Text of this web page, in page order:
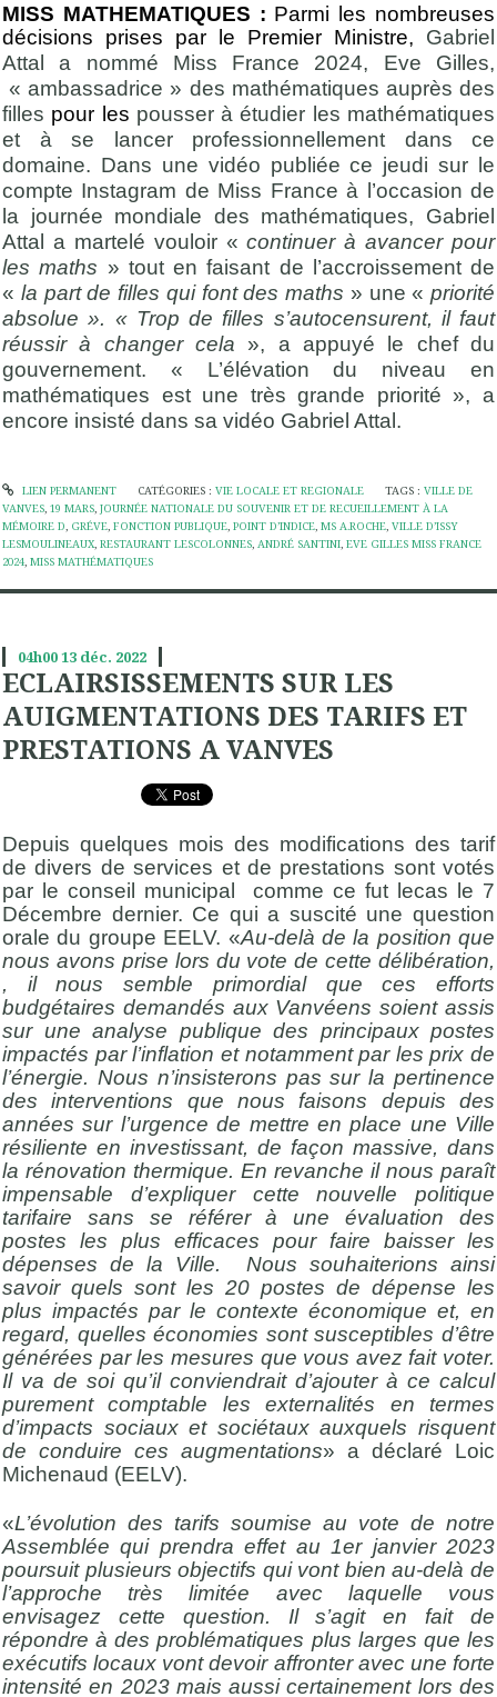
MISS MATHEMATIQUES : Parmi les nombreuses
décisions prises par le Premier Ministre, Gabriel
Attal a nommé Miss France 2024, Eve Gilles,
« ambassadrice » des mathématiques auprès des
filles pour les pousser à étudier les mathématiques
et à se lancer professionnellement dans ce
domaine. Dans une vidéo publiée ce jeudi sur le
compte Instagram de Miss France à l’occasion de
la journée mondiale des mathématiques, Gabriel
Attal a martelé vouloir « continuer à avancer pour
les maths » tout en faisant de l’accroissement de
« la part de filles qui font des maths » une « priorité
absolue ». « Trop de filles s’autocensurent, il faut
réussir à changer cela », a appuyé le chef du
gouvernement. « L’élévation du niveau en
mathématiques est une très grande priorité », a
encore insisté dans sa vidéo Gabriel Attal.
LIEN PERMANENT CATÉGORIES : VIE LOCALE ET REGIONALE TAGS :VILLE DE
VANVES, 19 MARS, JOURNÉE NATIONALE DU SOUVENIR ET DE RECUEILLEMENT À LA
MÉMOIRE D, GRÉVE, FONCTION PUBLIQUE, POINT D’INDICE, MS A.ROCHE, VILLE D’ISSY
LESMOULINEAUX, RESTAURANT LESCOLONNES, ANDRÉ SANTINI, EVE GILLES MISS FRANCE
2024, MISS MATHÉMATIQUES
04h0013 déc. 2022
ECLAIRSISSEMENTS SUR LES
AUIGMENTATIONS DES TARIFS ET
PRESTATIONS A VANVES
Depuis quelques mois des modifications des tarif
de divers de services et de prestations sont votés
par le conseil municipal comme ce fut lecas le 7
Décembre dernier. Ce qui a suscité une question
orale du groupe EELV. «Au-delà de la position que
nous avons prise lors du vote de cette délibération,
, il nous semble primordial que ces efforts
budgétaires demandés aux Vanvéens soient assis
sur une analyse publique des principaux postes
impactés par l’inflation et notamment par les prix de
l’énergie. Nous n’insisterons pas sur la pertinence
des interventions que nous faisons depuis des
années sur l’urgence de mettre en place une Ville
résiliente en investissant, de façon massive, dans
la rénovation thermique. En revanche il nous paraît
impensable d’expliquer cette nouvelle politique
tarifaire sans se référer à une évaluation des
postes les plus efficaces pour faire baisser les
dépenses de la Ville. Nous souhaiterions ainsi
savoir quels sont les 20 postes de dépense les
plus impactés par le contexte économique et, en
regard, quelles économies sont susceptibles d’être
générées par les mesures que vous avez fait voter.
Il va de soi qu’il conviendrait d’ajouter à ce calcul
purement comptable les externalités en termes
d’impacts sociaux et sociétaux auxquels risquent
de conduire ces augmentations» a déclaré Loic
Michenaud (EELV).
«L’évolution des tarifs soumise au vote de notre
Assemblée qui prendra effet au 1er janvier 2023
poursuit plusieurs objectifs qui vont bien au-delà de
l’approche très limitée avec laquelle vous
envisagez cette question. Il s’agit en fait de
répondre à des problématiques plus larges que les
exécutifs locaux vont devoir affronter avec une forte
intensité en 2023 mais aussi certainement lors des